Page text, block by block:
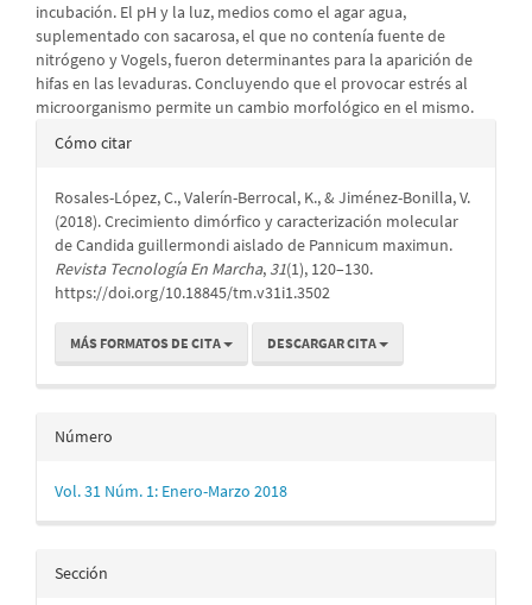
incubación. El pH y la luz, medios como el agar agua,
suplementado con sacarosa, el que no contenía fuente de
nitrógeno y Vogels, fueron determinantes para la aparición de
hifas en las levaduras. Concluyendo que el provocar estrés al
microorganismo permite un cambio morfológico en el mismo.
Detalles
artículo
Cómo citar
Rosales-López, C., Valerín-Berrocal, K., & Jiménez-Bonilla, V.
(2018). Crecimiento dimórfico y caracterización molecular
de Candida guillermondi aislado de Pannicum maximun.
Revista Tecnología En Marcha, 31(1), 120–130.
https://doi.org/10.18845/tm.v31i1.3502
MÁS FORMATOS DE CITA DESCARGAR CITA
Número
Vol. 31 Núm. 1: Enero-Marzo 2018
Sección